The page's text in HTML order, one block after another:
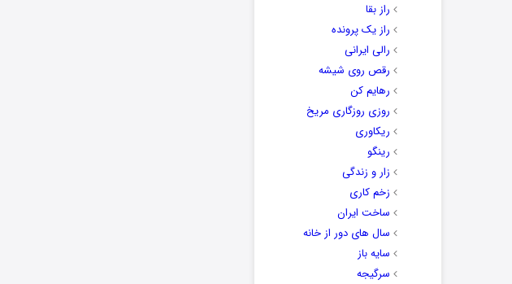
راز بقا
راز یک پرونده
رالی ایرانی
رقص روی شیشه
رهایم کن
روزی روزگاری مریخ
ریکاوری
رینگو
زار و زندگی
زخم کاری
ساخت ایران
سال های دور از خانه
سایه باز
سرگیجه